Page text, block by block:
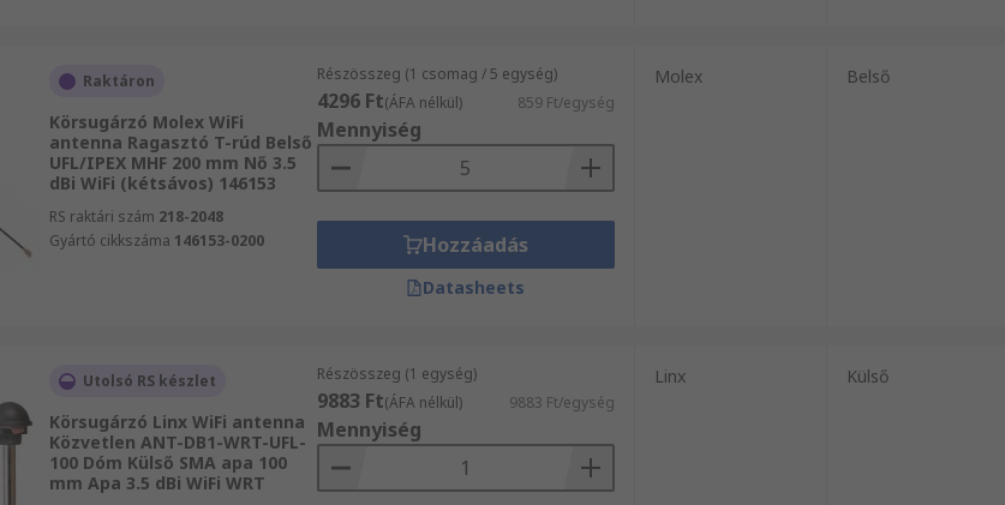
Raktáron
Körsugárzó Molex WiFi
antenna Ragasztó T-rúd Belső
UFL/IPEX MHF 200 mm Nő 3.5
dBi WiFi (kétsávos) 146153
RS raktári szám 218-2048
Gyártó cikkszáma 146153-0200
Részösszeg (1 csomag / 5 egység)
4296 Ft(ÁFA nélkül) 859 Ft/egység
Mennyiség
Hozzáadás
Datasheets
Molex Belső
Utolsó RS készlet
Körsugárzó Linx WiFi antenna
Közvetlen ANT-DB1-WRT-UFL-
100 Dóm Külső SMA apa 100
mm Apa 3.5 dBi WiFi WRT
Részösszeg (1 egység)
9883 Ft(ÁFA nélkül) 9883 Ft/egység
Mennyiség
Linx Külső